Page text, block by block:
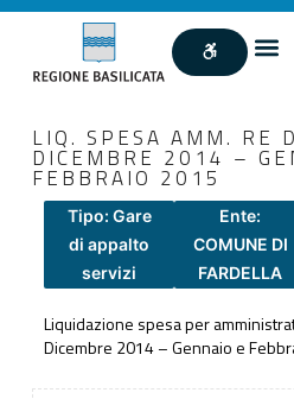
LIQ. SPESA AMM. RE
DICEMBRE 2014 –
FEBBRAIO 2015
Tipo: Gare
di appalto
servizi
Ente:
COMUNE DI
FARDELLA
Liquidazione spesa per
Dicembre 2014 – Gennaio e